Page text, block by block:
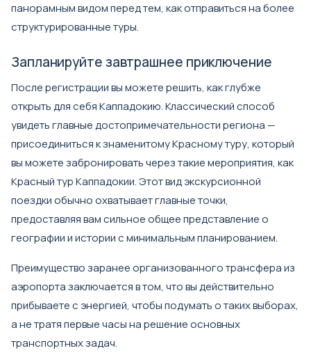
панорамным видом перед тем, как отправиться на более
структурированные туры.
Запланируйте завтрашнее приключение
После регистрации вы можете решить, как глубже
открыть для себя Каппадокию. Классический способ
увидеть главные достопримечательности региона —
присоединиться к знаменитому Красному туру, который
вы можете забронировать через такие мероприятия, как
Красный тур Каппадокии. Этот вид экскурсионной
поездки обычно охватывает главные точки,
предоставляя вам сильное общее представление о
географии и истории с минимальным планированием.
Преимущество заранее организованного трансфера из
аэропорта заключается в том, что вы действительно
прибываете с энергией, чтобы подумать о таких выборах,
а не тратя первые часы на решение основных
транспортных задач.